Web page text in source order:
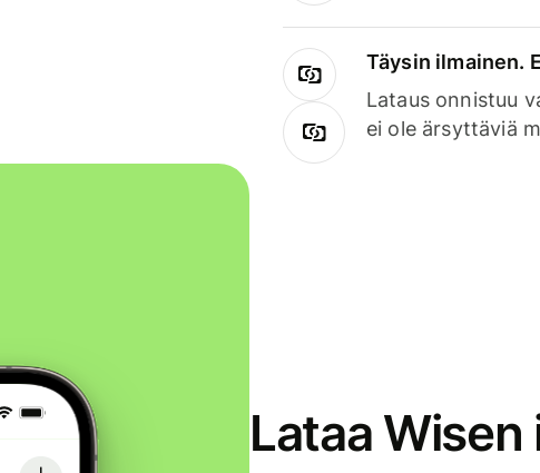
Täysin ilmainen.
Lataus onnistuu
ei ole ärsyttäviä
Lataa Wisen